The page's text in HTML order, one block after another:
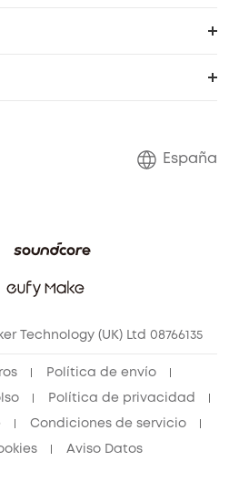
sobre pedidos
España
Technology (UK) Ltd 08766135
Política de envío
Política de privacidad
Condiciones de servicio
Aviso Datos